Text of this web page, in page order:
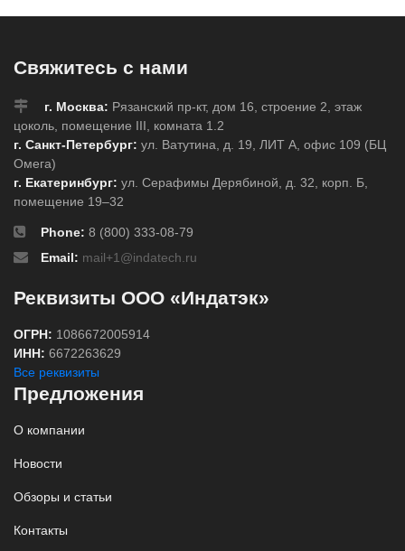
Свяжитесь с нами
г. Москва: Рязанский пр-кт, дом 16, строение 2, этаж
цоколь, помещение III, комната 1.2
г. Санкт-Петербург: ул. Ватутина, д. 19, ЛИТ А, офис 109 (БЦ
Омега)
г. Екатеринбург: ул. Серафимы Дерябиной, д. 32, корп. Б,
помещение 19–32
Phone: 8 (800) 333-08-79
Email: mail+1@indatech.ru
Реквизиты ООО «Индатэк»
ОГРН: 1086672005914
ИНН: 6672263629
Все реквизиты
Предложения
О компании
Новости
Обзоры и статьи
Контакты